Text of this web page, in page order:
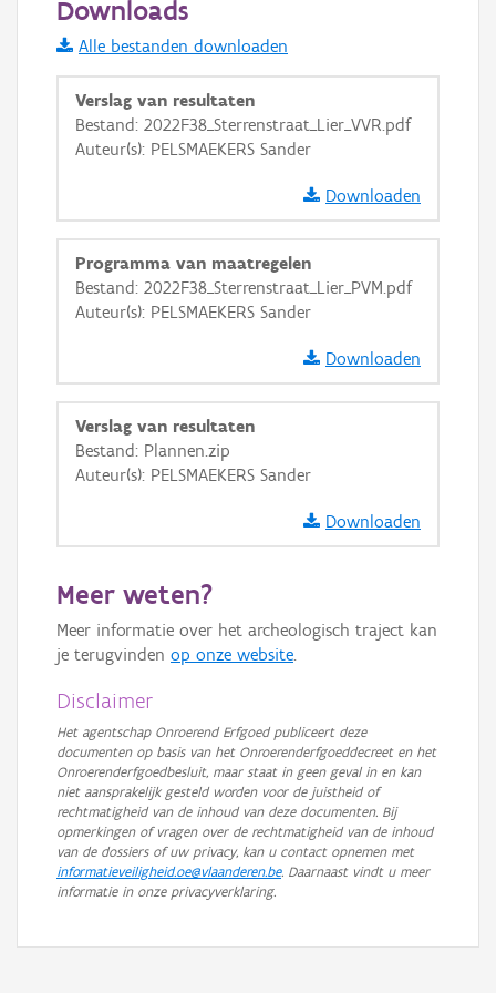
Informatie Vlaanderen
i
+ −
Basis Lagen
Ortho
GRB-Basiskaart
GRB-Basiskaart in grijswaarden
Downloads
Alle bestanden downloaden
Verslag van resultaten
Bestand: 2022F38_Sterrenstraat_Lier_VVR.pdf
Auteur(s): PELSMAEKERS Sander
Downloaden
Programma van maatregelen
Bestand: 2022F38_Sterrenstraat_Lier_PVM.pdf
Auteur(s): PELSMAEKERS Sander
Downloaden
Verslag van resultaten
Bestand: Plannen.zip
Auteur(s): PELSMAEKERS Sander
Downloaden
Meer weten?
Meer informatie over het archeologisch traject kan
je terugvinden op onze website.
Disclaimer
Het agentschap Onroerend Erfgoed publiceert deze
documenten op basis van het Onroerenderfgoeddecreet en het
Onroerenderfgoedbesluit, maar staat in geen geval in en kan
niet aansprakelijk gesteld worden voor de juistheid of
rechtmatigheid van de inhoud van deze documenten. Bij
opmerkingen of vragen over de rechtmatigheid van de inhoud
van de dossiers of uw privacy, kan u contact opnemen met
informatieveiligheid.oe@vlaanderen.be. Daarnaast vindt u meer
informatie in onze privacyverklaring.